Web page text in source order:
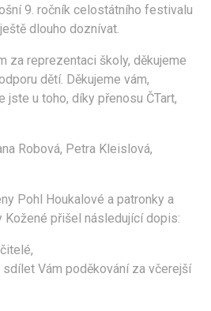
9. ročník celostátního festivalu
dlouho doznívat.
za reprezentaci školy, děkujeme
dětí. Děkujeme vám,
jste u toho, díky přenosu ČTart,
Robová, Petra Kleislová,
Pohl Houkalové a patronky a
Kožené přišel následující dopis:
Vám poděkování za včerejší